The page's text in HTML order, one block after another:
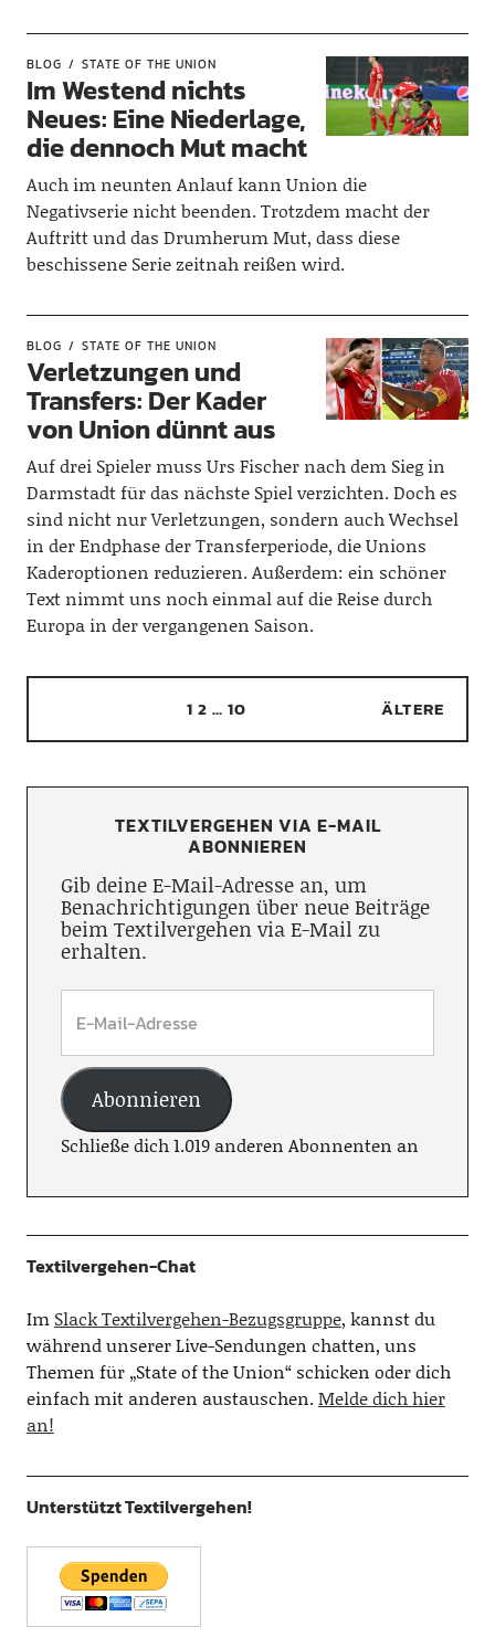
BLOG STATE OF THE UNION
Im Westend nichts
Neues: Eine Niederlage,
die dennoch Mut macht
Auch im neunten Anlauf kann Union die
Negativserie nicht beenden. Trotzdem macht der
Auftritt und das Drumherum Mut, dass diese
beschissene Serie zeitnah reißen wird.
BLOG STATE OF THE UNION
Verletzungen und
Transfers: Der Kader
von Union dünnt aus
Auf drei Spieler muss Urs Fischer nach dem Sieg in
Darmstadt für das nächste Spiel verzichten. Doch es
sind nicht nur Verletzungen, sondern auch Wechsel
in der Endphase der Transferperiode, die Unions
Kaderoptionen reduzieren. Außerdem: ein schöner
Text nimmt uns noch einmal auf die Reise durch
Europa in der vergangenen Saison.
1 2 … 10 ÄLTERE
TEXTILVERGEHEN VIA E-MAIL
ABONNIEREN
Gib deine E-Mail-Adresse an, um
Benachrichtigungen über neue Beiträge
beim Textilvergehen via E-Mail zu
erhalten.
Abonnieren
Schließe dich 1.019 anderen Abonnenten an
Textilvergehen-Chat
Im Slack Textilvergehen-Bezugsgruppe, kannst du
während unserer Live-Sendungen chatten, uns
Themen für „State of the Union“ schicken oder dich
einfach mit anderen austauschen.Melde dich hier
an!
Unterstützt Textilvergehen!